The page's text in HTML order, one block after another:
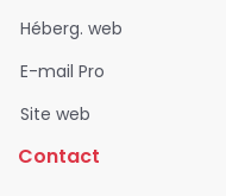
Héberg. web
E-mail Pro
Site web
Contact